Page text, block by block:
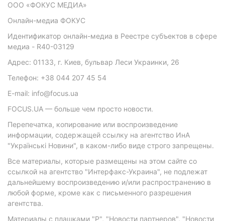
ООО «ФОКУС МЕДИА»
Онлайн-медиа ФОКУС
Идентификатор онлайн-медиа в Реестре субъектов в сфере
медиа - R40-03129
Адрес: 01133, г. Киев, бульвар Леси Украинки, 26
Телефон: +38 044 207 45 54
E-mail: info@focus.ua
FOCUS.UA — больше чем просто новости.
Перепечатка, копирование или воспроизведение
информации, содержащей ссылку на агентство ИнА
"Українські Новини", в каком-либо виде строго запрещены.
Все материалы, которые размещены на этом сайте со
ссылкой на агентство "Интерфакс-Украина", не подлежат
дальнейшему воспроизведению и/или распространению в
любой форме, кроме как с письменного разрешения
агентства.
Материалы с плашками "Р", "Новости партнеров", "Новости